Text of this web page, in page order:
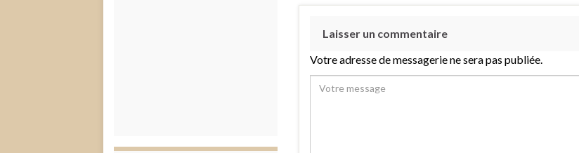
Laisser un commentaire
Votre adresse de messagerie ne sera pas publiée.